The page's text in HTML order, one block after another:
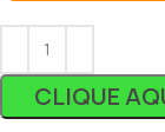
CLIQUE